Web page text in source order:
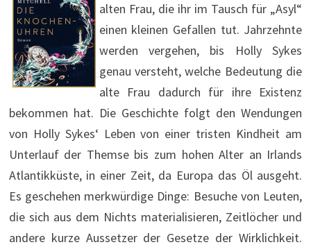
alten Frau, die ihr im Tausch für „Asyl“
einen kleinen Gefallen tut. Jahrzehnte
werden vergehen, bis Holly Sykes
genau versteht, welche Bedeutung die
alte Frau dadurch für ihre Existenz
bekommen hat. Die Geschichte folgt den Wendungen
von Holly Sykes‘ Leben von einer tristen Kindheit am
Unterlauf der Themse bis zum hohen Alter an Irlands
Atlantikküste, in einer Zeit, da Europa das Öl ausgeht.
Es geschehen merkwürdige Dinge: Besuche von Leuten,
die sich aus dem Nichts materialisieren, Zeitlöcher und
andere kurze Aussetzer der Gesetze der Wirklichkeit.